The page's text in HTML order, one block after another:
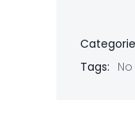
Tags: